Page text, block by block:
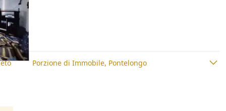
Porzione di Immobile, Pontelongo